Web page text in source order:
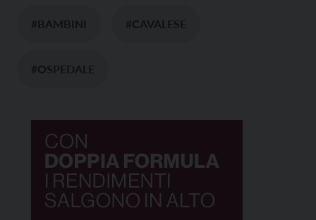
#BAMBINI #CAVALESE
#OSPEDALE